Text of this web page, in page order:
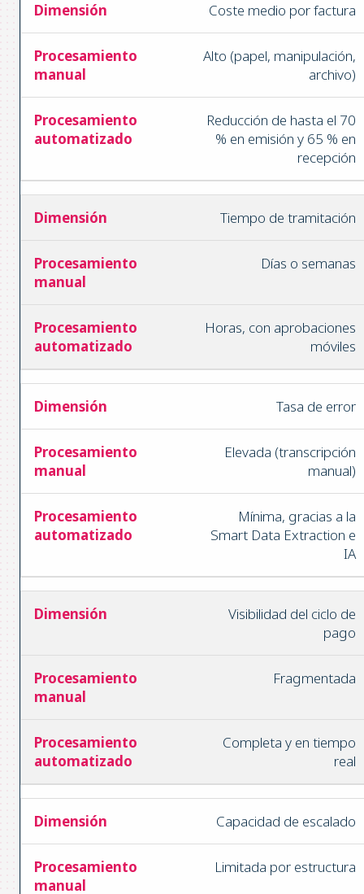
Coste medio por factura
Alto (papel, manipulación,
archivo)
Reducción de hasta el 70
% en emisión y 65 % en
recepción
Tiempo de tramitación
Días o semanas
Horas, con aprobaciones
móviles
Tasa de error
Elevada (transcripción
manual)
Mínima, gracias a la
Smart Data Extraction e
IA
Visibilidad del ciclo de
pago
Fragmentada
Completa y en tiempo
real
Capacidad de escalado
Limitada por estructura